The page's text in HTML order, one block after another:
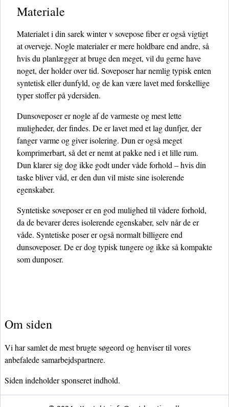
Materiale
Materialet i din sarek winter v sovepose fiber er også vigtigt
at overveje. Nogle materialer er mere holdbare end andre, så
hvis du planlægger at bruge den meget, vil du gerne have
noget, der holder over tid. Soveposer har nemlig typisk enten
syntetisk eller dunfyld, og de kan være lavet med forskellige
typer stoffer på ydersiden.
Dunsoveposer er nogle af de varmeste og mest lette
muligheder, der findes. De er lavet med et lag dunfjer, der
fanger varme og giver isolering. Dun er også meget
komprimerbart, så det er nemt at pakke ned i et lille rum.
Dun klarer sig dog ikke godt under våde forhold – hvis din
taske bliver våd, er den dun vil miste sine isolerende
egenskaber.
Syntetiske soveposer er en god mulighed til vådere forhold,
da de bevarer deres isolerende egenskaber, selv når de er
våde. Syntetiske poser er også normalt billigere end
dunsoveposer. De er dog typisk tungere og ikke så kompakte
som dunposer.
Om siden
Vi har samlet de mest brugte søgeord og henviser til vores
anbefalede samarbejdspartnere.
Siden indeholder sponseret indhold.